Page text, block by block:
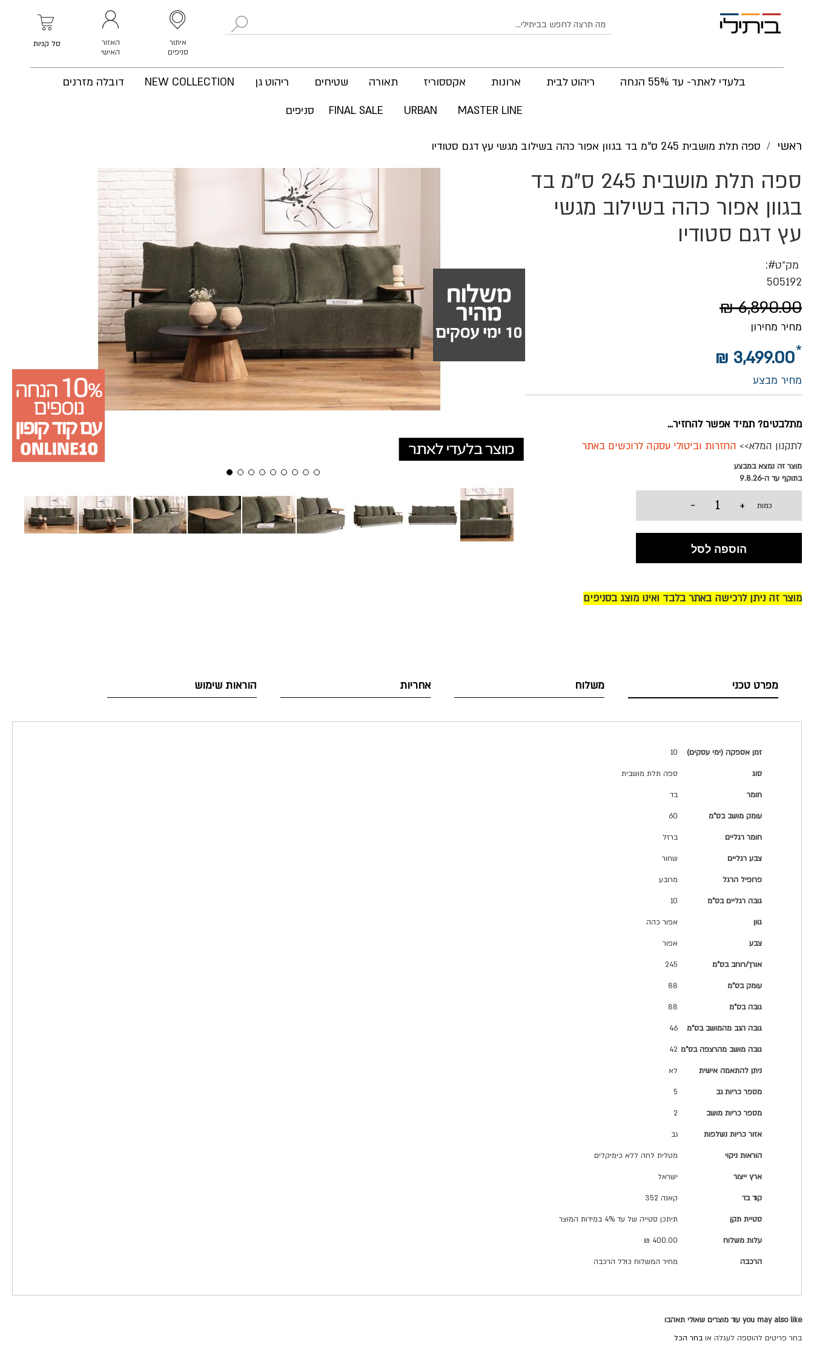
לחפש
האזור
האישי
איתור
סניפים
סל קניות
בלעדי לאתר- עד 55% הנחה ריהוט לבית ארונות אקססוריז תאורה שטיחים ריהוט גן NEW COLLECTION דובלה מזרנים
MASTER LINE
URBAN
FINAL SALE סניפים
ראשי ספה תלת מושבית 245 ס"מ בד בגוון אפור כהה בשילוב מגשי עץ דגם סטודיו
ספה תלת מושבית 245 ס"מ בד
בגוון אפור כהה בשילוב מגשי
עץ דגם סטודיו
מק״ט
505192
מחיר מבצע
3,499.00 ₪
מחיר מחירון
6,890.00 ₪
מתלבטים? תמיד אפשר להחזיר...
לתקנון המלא>> החזרות וביטולי עסקה לרוכשים באתר
מוצר זה נמצא במבצע
בתוקף עד ה-9.8.26
כמות +
-
הוספה לסל
מוצר זה ניתן לרכישה באתר בלבד ואינו מוצג בסניפים
מפרט טכני
זמן אספקה (ימי עסקים) 10
סוג ספה תלת מושבית
חומר בד
עומק מושב בס"מ 60
חומר רגליים ברזל
צבע רגליים שחור
פרופיל הרגל מרובע
גובה רגליים בס"מ 10
גוון אפור כהה
צבע אפור
אורך/רוחב בס"מ 245
עומק בס"מ 88
גובה בס"מ 88
גובה הגב מהמושב בס"מ 46
גובה מושב מהרצפה בס"מ 42
ניתן להתאמה אישית לא
מספר כריות גב 5
מספר כריות מושב 2
אזור כריות נשלפות גב
הוראות ניקוי מטלית לחה ללא כימיקלים
ארץ ייצור ישראל
קוד בד קאנה 352
סטיית תקן תיתכן סטייה של עד 4% במידות המוצר
עלות משלוח 400.00 ₪
הרכבה מחיר המשלוח כולל הרכבה
משלוח אחריות הוראות שימוש
you may also like עוד מוצרים שאולי תאהבו
בחר פריטים להוספה לעגלה או בחר הכל